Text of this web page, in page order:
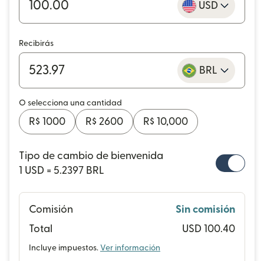
USD
Recibirás
BRL
O selecciona una cantidad
R$ 1000 R$ 2600 R$ 10,000
Tipo de cambio de bienvenida
1 USD = 5.2397 BRL
Comisión
Sin comisión
Total
USD 100.40
Incluye impuestos. Ver información